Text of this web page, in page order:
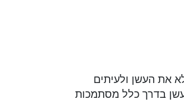
את העשן ולעיתים
בדרך כלל מסתמכות